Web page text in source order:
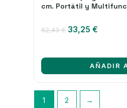
cm. Portátil y
62,43€ El
era:
62,43 €.
33,25 €
es:
33,25
AÑADIR
1 2 →